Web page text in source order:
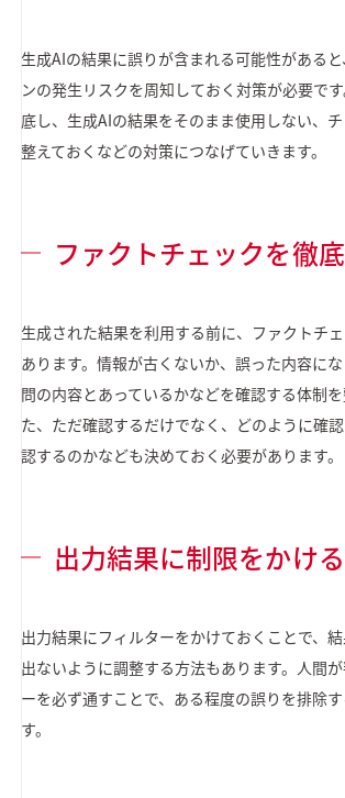
生成AIの結果に誤りが含まれる可能性がある
ンの発生リスクを周知しておく対策が必要で
底し、生成AIの結果をそのまま使用しない、
整えておくなどの対策につなげていきます。
ファクトチェックを徹
生成された結果を利用する前に、ファクトチ
あります。情報が古くないか、誤った内容に
問の内容とあっているかなどを確認する体制
た、ただ確認するだけでなく、どのように確
認するのかなども決めておく必要があります。
出力結果に制限をかける
出力結果にフィルターをかけておくことで、
出ないように調整する方法もあります。人間
ーを必ず通すことで、ある程度の誤りを排除
す。